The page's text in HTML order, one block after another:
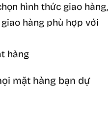
hình thức giao hàng,
hàng phù hợp với
hàng
mặt hàng bạn dự